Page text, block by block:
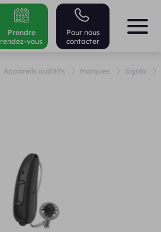
Pour nous
contacter
Prendre
rendez-vous
Appareils auditifs Marques
Signia